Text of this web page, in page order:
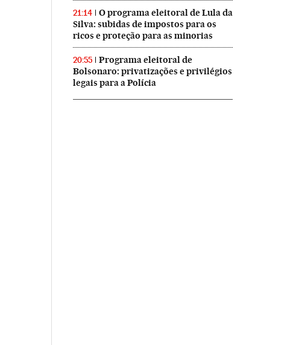
21:14
O programa eleitoral de Lula da
Silva: subidas de impostos para os
ricos e proteção para as minorias
20:55
Programa eleitoral de
Bolsonaro: privatizações e privilégios
legais para a Polícia